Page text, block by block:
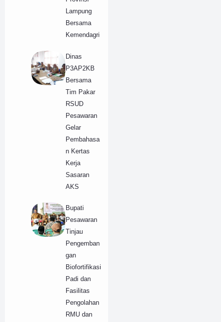
Lampung
Bersama
Kemendagri
Dinas
P3AP2KB
Bersama
Tim Pakar
RSUD
Pesawaran
Gelar
Pembahasa
n Kertas
Kerja
Sasaran
AKS
Bupati
Pesawaran
Tinjau
Pengemban
gan
Biofortifikasi
Padi dan
Fasilitas
Pengolahan
RMU dan